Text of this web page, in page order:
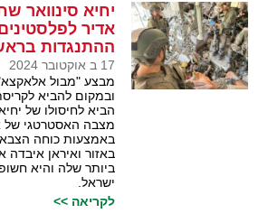
יחיא סינוואר
אדיר
ההתנגדות
17 ב אוקטובר 2024
מבצע "מבול
ובמקום להביא
הביא לחיסולו של
מצבה האסטרטגי של
באמצעות כוחה
באזור ואיראן
ביותר שלה והיא
ישראל.
לקריאה >>